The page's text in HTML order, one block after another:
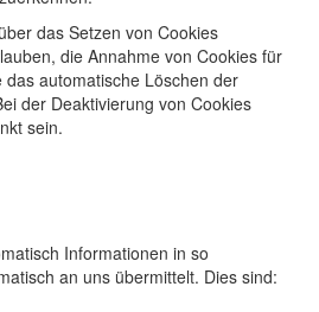
das Setzen von Cookies
die Annahme von Cookies für
automatische Löschen der
der Deaktivierung von Cookies
sein.
Informationen in so
an uns übermittelt. Dies sind: